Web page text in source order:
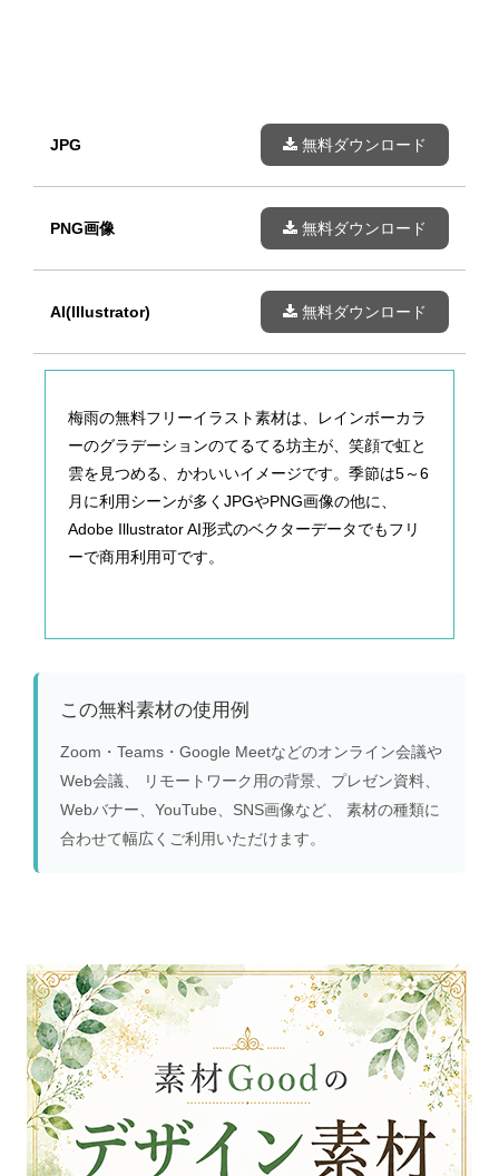
JPG 無料ダウンロード
PNG画像 無料ダウンロード
AI(Illustrator) 無料ダウンロード
梅雨の無料フリーイラスト素材は、レインボーカラ
ーのグラデーションのてるてる坊主が、笑顔で虹と
雲を見つめる、かわいいイメージです。季節は5～6
月に利用シーンが多くJPGやPNG画像の他に、
Adobe Illustrator AI形式のベクターデータでもフリ
ーで商用利用可です。
この無料素材の使用例
Zoom・Teams・Google Meetなどのオンライン会議や
Web会議、 リモートワーク用の背景、プレゼン資料、
Webバナー、YouTube、SNS画像など、 素材の種類に
合わせて幅広くご利用いただけます。